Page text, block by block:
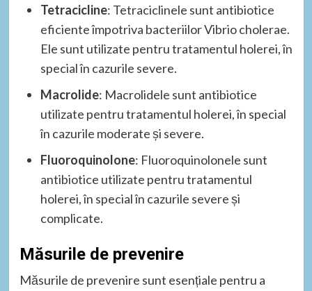
Tetracicline: Tetraciclinele sunt antibiotice
eficiente împotriva bacteriilor Vibrio cholerae.
Ele sunt utilizate pentru tratamentul holerei, în
special în cazurile severe.
Macrolide: Macrolidele sunt antibiotice
utilizate pentru tratamentul holerei, în special
în cazurile moderate și severe.
Fluoroquinolone: Fluoroquinolonele sunt
antibiotice utilizate pentru tratamentul
holerei, în special în cazurile severe și
complicate.
Măsurile de prevenire
Măsurile de prevenire sunt esențiale pentru a